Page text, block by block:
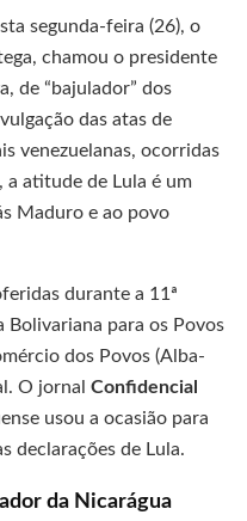
segunda-feira (26), o
chamou o presidente
de “bajulador” dos
das atas de
venezuelanas, ocorridas
a atitude de Lula é um
Maduro e ao povo
durante a 11ª
para os Povos
dos Povos (Alba-
O jornal Confidencial
usou a ocasião para
declarações de Lula.
da Nicarágua